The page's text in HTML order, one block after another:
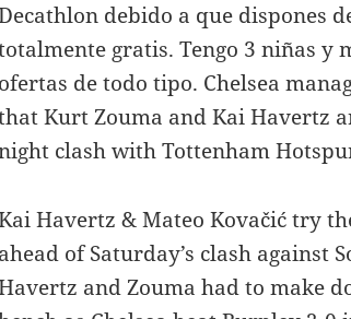
debido a que dispones
gratis. Tengo 3 niñas y
ofertas de todo tipo. Chelsea
Kurt Zouma and Kai Havertz
clash with Tottenham
Havertz & Mateo Kovačić try
ahead of Saturday’s clash against
and Zouma had to make